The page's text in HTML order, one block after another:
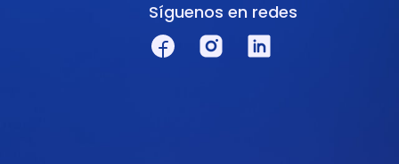
Síguenos en redes